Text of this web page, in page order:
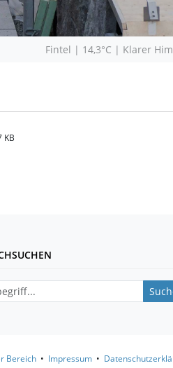
Fintel | 14,3°C | Klarer
KB
Bereich • Impressum •